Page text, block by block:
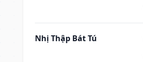
Nhị Thập Bát Tú